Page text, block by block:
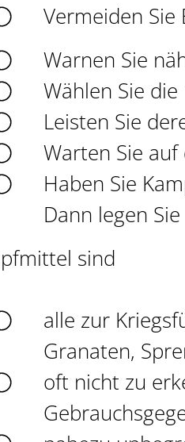
Vermeiden Sie
Warnen Sie
Wählen Sie
Leisten Sie
Warten Sie
Haben Sie
Dann legen
sind
alle zur
Granaten,
oft nicht zu